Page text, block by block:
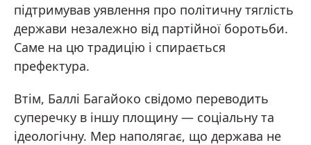
підтримував уявлення про політичну тяглість
держави незалежно від партійної боротьби.
Саме на цю традицію і спирається
префектура.
Втім, Баллі Багайоко свідомо переводить
суперечку в іншу площину — соціальну та
ідеологічну. Мер наполягає, що держава не